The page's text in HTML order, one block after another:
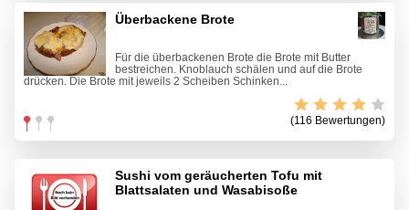
Überbackene Brote
Für die überbackenen Brote die Brote mit Butter
bestreichen. Knoblauch schälen und auf die Brote
drücken. Die Brote mit jeweils 2 Scheiben Schinken...
(116 Bewertungen)
Sushi vom geräucherten Tofu mit
Blattsalaten und Wasabisoße